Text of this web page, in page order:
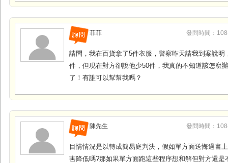
菲菲 發問時間：
請問，我在百貨拿了5件衣服，警察昨天請我到案說明
件，但現在對方卻說他少50件，我真的不知道該怎麼
了！有誰可以幫幫我嗎？
陳先生 發問時間：
目情情況是以轉成簡易庭判決，假如單方面送悔過書
害降低嗎?那如果單方面跑這些程序想和解但對方還是